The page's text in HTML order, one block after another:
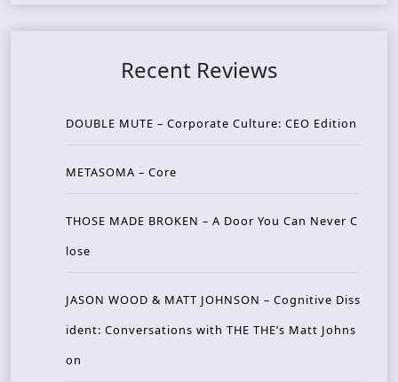
Recent Reviews
DOUBLE MUTE – Corporate Culture: CEO Edition
METASOMA – Core
THOSE MADE BROKEN – A Door You Can Never C
lose
JASON WOOD & MATT JOHNSON – Cognitive Diss
ident: Conversations with THE THE’s Matt Johns
on